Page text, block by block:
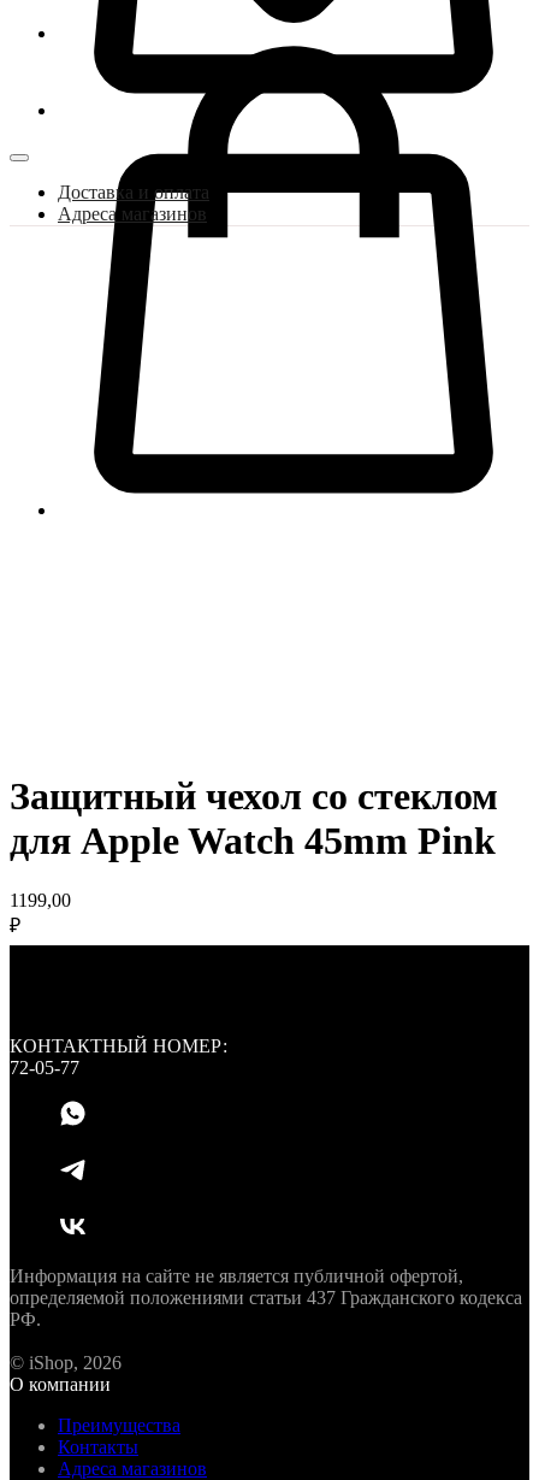
Доставка и оплата
Адреса магазинов
Защитный чехол со стеклом
для Apple Watch 45mm Pink
1199,00
₽
КОНТАКТНЫЙ НОМЕР:
72-05-77
Информация на сайте не является публичной офертой,
определяемой положениями статьи 437 Гражданского кодекса
РФ.
© iShop, 2026
О компании
Преимущества
Контакты
Адреса магазинов